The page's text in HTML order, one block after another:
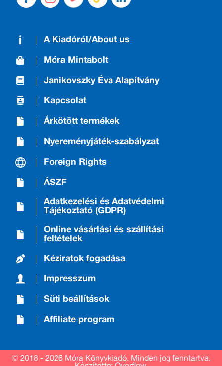
A Kiadóról/About us
Móra Mintabolt
Janikovszky Éva Alapítvány
Kapcsolat
Árkötött termékek
Nyereményjáték-szabályzat
Foreign Rights
ÁSZF
Adatkezelési és Adatvédelmi
Tájékoztató (GDPR)
Online vásárlási és szállítási
feltételek
Kéziratok fogadása
Impresszum
Süti beállítások
Affiliate program
© 2018 - 2026 Móra Könyvkiadó. Minden jog fenntartva.